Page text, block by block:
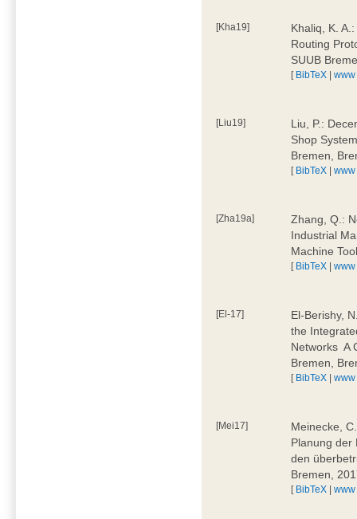
[Kha19]
Khaliq, K.
Routing
SUUB
[ BibTeX |www
[Liu19]
Liu, P.:
Shop
Bremen,
[ BibTeX |www
[Zha19a]
Zhang, Q.:
Industrial
Machine
[ BibTeX |www
[El-17]
El-Berishy,
the
Networks 
Bremen,
[ BibTeX |www
[Mei17]
Meinecke,
Planung der
den
Bremen,
[ BibTeX |www